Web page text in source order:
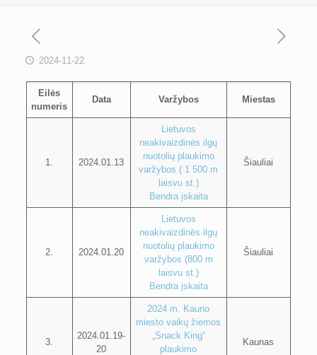
2024-11-22
Eilės
numeris
Data Varžybos Miestas
1. 2024.01.13
Lietuvos
neakivaizdinės ilgų
nuotolių plaukimo
varžybos ( 1 500 m
laisvu st.)
Bendra įskaita
Šiauliai
2. 2024.01.20
Lietuvos
neakivaizdinės ilgų
nuotolių plaukimo
varžybos (800 m
laisvu st.)
Bendra įskaita
Šiauliai
3.
2024.01.19-
20
2024 m. Kauno
miesto vaikų žiemos
„Snack King“
plaukimo
Kaunas